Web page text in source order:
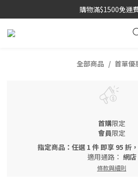
購物滿$1500免運
全部商品 首單優
首購限定
會員限定
指定商品：任選 1 件 即享 95 折
適用通路： 網店
條款與細則